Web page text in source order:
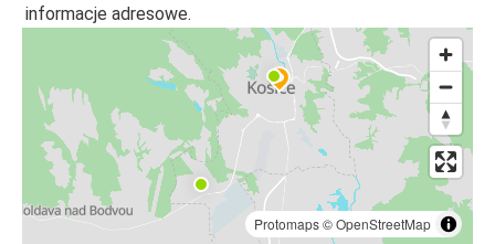
informacje adresowe.
Protomaps©OpenStreetMap